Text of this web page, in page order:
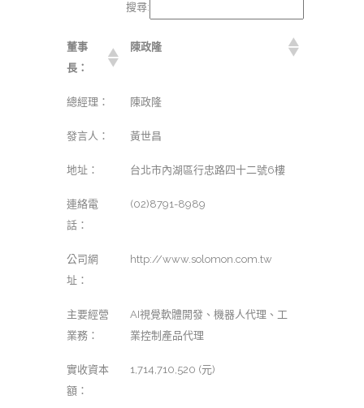
搜尋:
董事
長：
陳政隆
總經理： 陳政隆
發言人： 黃世昌
地址： 台北市內湖區行忠路四十二號6樓
連絡電
話：
(02)8791-8989
公司網
址：
http://www.solomon.com.tw
主要經營
業務：
AI視覺軟體開發、機器人代理、工
業控制產品代理
實收資本
額：
1,714,710,520 (元)